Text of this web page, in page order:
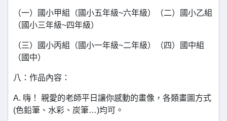
（一）國小甲組（國小五年級~六年級）（二）國小乙組
（國小三年級~四年級）
（三）國小丙組（國小一年級~二年級）（四）國中組
（國中）
八：作品內容：
A. 嗨！ 親愛的老師平日讓你感動的畫像，各類畫圖方式
(色鉛筆、水彩、炭筆…)均可。